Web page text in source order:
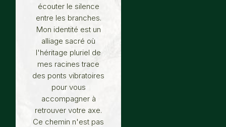
écouter le silence
entre les branches.
Mon identité est un
alliage sacré où
l'héritage pluriel de
mes racines trace
des ponts vibratoires
pour vous
accompagner à
retrouver votre axe.
Ce chemin n'est pas